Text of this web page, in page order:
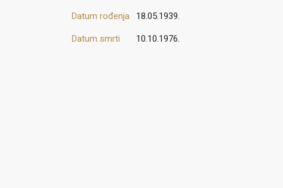
Datum rođenja 18.05.1939.
Datum smrti 10.10.1976.